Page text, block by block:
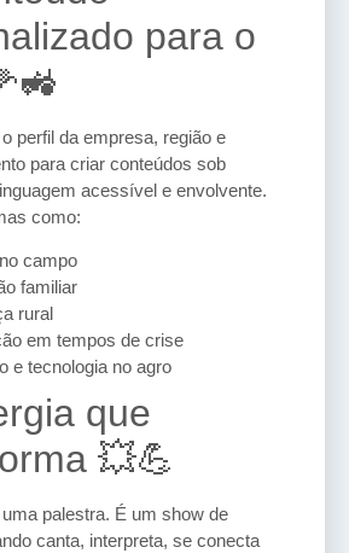
para o
perfil da empresa, região e
para criar conteúdos sob
acessível e envolvente.
como:
campo
familiar
rural
em tempos de crise
e tecnologia no agro
que
💥💪
palestra. É um show de
canta, interpreta, se conecta